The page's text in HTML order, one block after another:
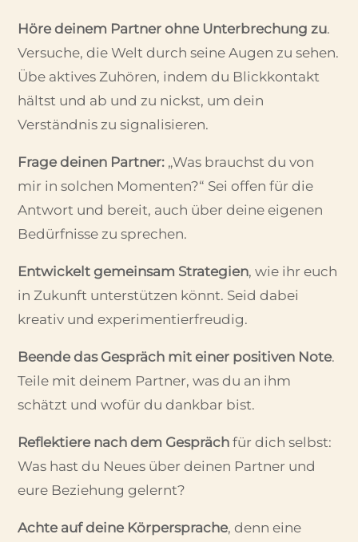
Höre deinem Partner ohne Unterbrechung zu.
Versuche, die Welt durch seine Augen zu sehen.
Übe aktives Zuhören, indem du Blickkontakt
hältst und ab und zu nickst, um dein
Verständnis zu signalisieren.
Frage deinen Partner: „Was brauchst du von
mir in solchen Momenten?“ Sei offen für die
Antwort und bereit, auch über deine eigenen
Bedürfnisse zu sprechen.
Entwickelt gemeinsam Strategien, wie ihr euch
in Zukunft unterstützen könnt. Seid dabei
kreativ und experimentierfreudig.
Beende das Gespräch mit einer positiven Note.
Teile mit deinem Partner, was du an ihm
schätzt und wofür du dankbar bist.
Reflektiere nach dem Gespräch für dich selbst:
Was hast du Neues über deinen Partner und
eure Beziehung gelernt?
Achte auf deine Körpersprache, denn eine